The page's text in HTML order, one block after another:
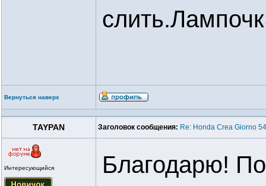
Вернуться наверх
TAYPAN Заголовок сообщения: Re: Honda Crea Giorno
Интересующийся
Благодарю!